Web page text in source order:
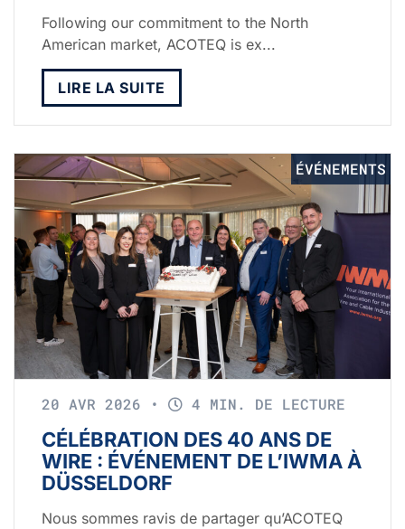
Following our commitment to the North
American market, ACOTEQ is ex...
LIRE LA SUITE
ÉVÉNEMENTS
20 AVR 2026 • 4 MIN. DE LECTURE
CÉLÉBRATION DES 40 ANS DE
WIRE : ÉVÉNEMENT DE L’IWMA À
DÜSSELDORF
Nous sommes ravis de partager qu’ACOTEQ